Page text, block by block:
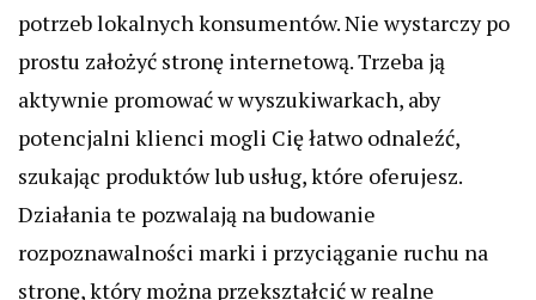
potrzeb lokalnych konsumentów. Nie wystarczy po
prostu założyć stronę internetową. Trzeba ją
aktywnie promować w wyszukiwarkach, aby
potencjalni klienci mogli Cię łatwo odnaleźć,
szukając produktów lub usług, które oferujesz.
Działania te pozwalają na budowanie
rozpoznawalności marki i przyciąganie ruchu na
stronę, który można przekształcić w realne